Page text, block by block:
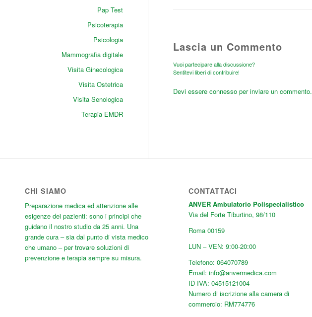
Lascia un Commento
Vuoi partecipare alla discussione?
Sentitevi liberi di contribuire!
Devi essere connessoper inviare un commento.
Pap Test
Psicoterapia
Psicologia
Mammografia digitale
Visita Ginecologica
Visita Ostetrica
Visita Senologica
Terapia EMDR
CHI SIAMO
Preparazione medica ed attenzione alle
esigenze dei pazienti: sono i principi che
guidano il nostro studio da 25 anni. Una
grande cura – sia dal punto di vista medico
che umano – per trovare soluzioni di
prevenzione e terapia sempre su misura.
CONTATTACI
ANVER Ambulatorio Polispecialistico
Via del Forte Tiburtino, 98/110
Roma 00159
LUN – VEN: 9:00-20:00
Telefono: 064070789
Email: info@anvermedica.com
ID IVA: 04515121004
Numero di iscrizione alla camera di
commercio: RM774776